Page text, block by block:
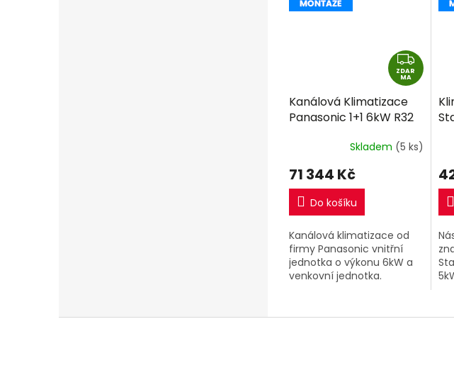
Z
D
M
A
ZDAR
MA
Kanálová Klimatizace
Panasonic 1+1 6kW R32
Skladem (5 ks)
71 344 Kč
Do košíku
Kanálová klimatizace od
firmy Panasonic vnitřní
jednotka o výkonu 6kW a
venkovní jednotka.